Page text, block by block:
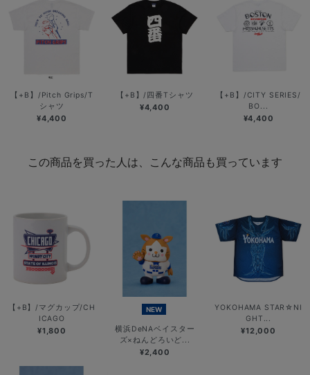
【+B】/Pitch Grips/T
シャツ
¥4,400
【+B】/四番Tシャツ
¥4,400
【+B】/CITY SERIES/
BO...
¥4,400
この商品を買った人は、こんな商品も買っています
【+B】/マグカップ/CH
ICAGO
¥1,800
NEW
横浜DeNAベイスター
ズ×ねんどろいど...
¥2,400
YOKOHAMA STAR☆NI
GHT...
¥12,000